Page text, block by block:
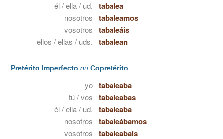
él / ella / ud. tabalea
nosotros tabaleamos
vosotros tabaleáis
ellos / ellas / uds. tabalean
Pretérito Imperfecto ou Copretérito
yo tabaleaba
tú / vos tabaleabas
él / ella / ud. tabaleaba
nosotros tabaleábamos
vosotros tabaleabais